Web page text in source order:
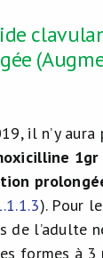
il n’y aura
1gr
). Pour
de l’adulte
formes à 3